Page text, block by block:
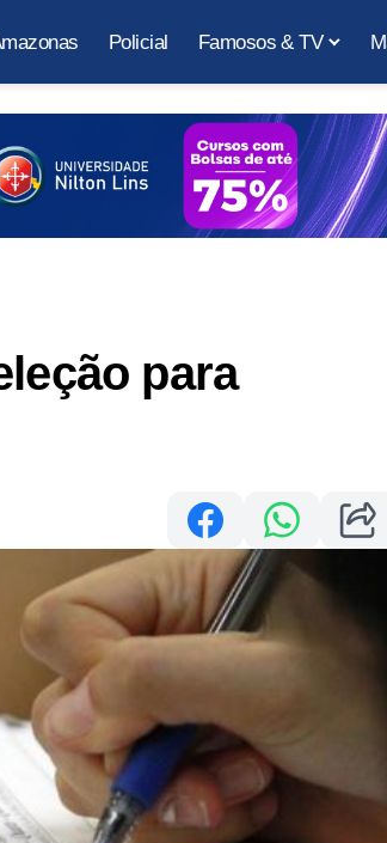
Policial Famosos & TV
para